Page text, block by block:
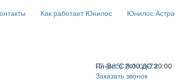
Как работает Юнилос Юнилос Астра
+7 (495) 241-05-73
Пн-Вс: С 8:00 ДО 20:00
Заказать звонок